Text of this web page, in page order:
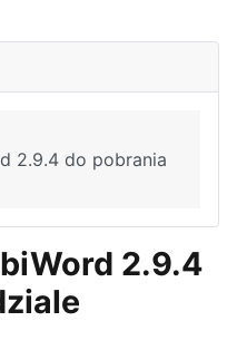
2.9.4 do pobrania
2.9.4